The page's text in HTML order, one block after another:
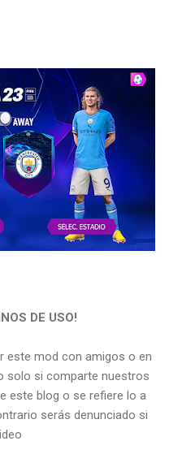
DE USO!
este mod con amigos o en
solo si comparte nuestros
este blog o se refiere lo a
serás denunciado si